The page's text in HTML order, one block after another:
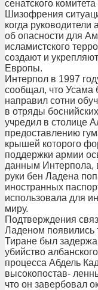
сенатского
Шизофрения
когда руководители
об опасности для
исламистского
создают и
Европы.
Интерпол в 1997
сообщал, что Усама
направил сотни
в отряды
учредил в столице
предоставлению
крышей которого
поддержки армии
данным Интерпола,
руки бен Ладена
иностранных
использовала для
миру.
Подтверждения
Ладеном появились
Тиране был
убийство
процесса Абдель
высокопостав-
что он завербовал